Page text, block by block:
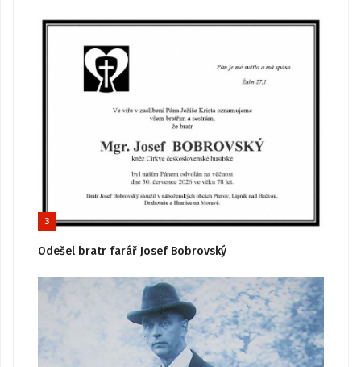
3
Odešel bratr farář Josef Bobrovský